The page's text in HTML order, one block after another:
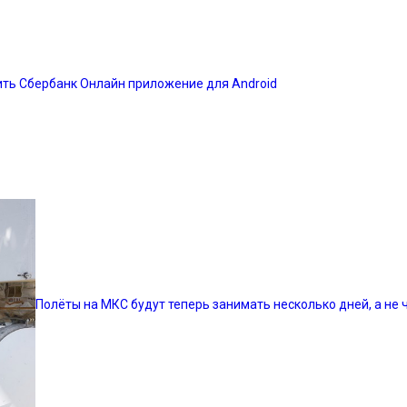
Сбербанк Онлайн приложение для Android
Полёты на МКС будут теперь занимать несколько дней, а не